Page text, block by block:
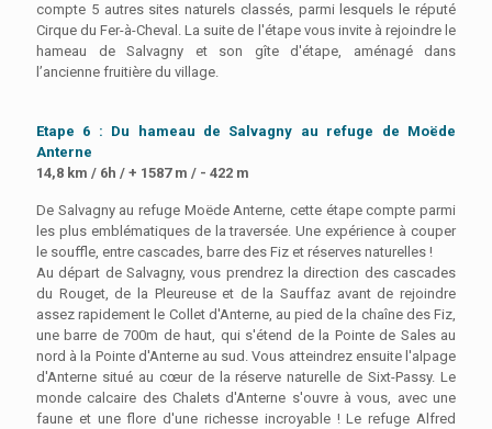
compte 5 autres sites naturels classés, parmi lesquels le réputé
Cirque du Fer-à-Cheval. La suite de l'étape vous invite à rejoindre le
hameau de Salvagny et son gîte d'étape, aménagé dans
l’ancienne fruitière du village.
Etape 6 : Du hameau de Salvagny au refuge de Moëde
Anterne
14,8 km / 6h / + 1587 m / - 422 m
De Salvagny au refuge Moëde Anterne, cette étape compte parmi
les plus emblématiques de la traversée. Une expérience à couper
le souffle, entre cascades, barre des Fiz et réserves naturelles !
Au départ de Salvagny, vous prendrez la direction des cascades
du Rouget, de la Pleureuse et de la Sauffaz avant de rejoindre
assez rapidement le Collet d'Anterne, au pied de la chaîne des Fiz,
une barre de 700m de haut, qui s'étend de la Pointe de Sales au
nord à la Pointe d'Anterne au sud. Vous atteindrez ensuite l'alpage
d'Anterne situé au cœur de la réserve naturelle de Sixt-Passy. Le
monde calcaire des Chalets d'Anterne s'ouvre à vous, avec une
faune et une flore d'une richesse incroyable ! Le refuge Alfred